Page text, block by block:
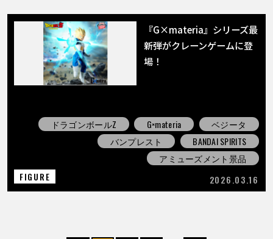
『G×materia』シリーズ最
新弾がクレーンゲームに登
場！
ドラゴンボールZ G×materia
ベジータ
バンプレスト
BANDAI SPIRITS
アミューズメント景品
FIGURE
2026.03.16